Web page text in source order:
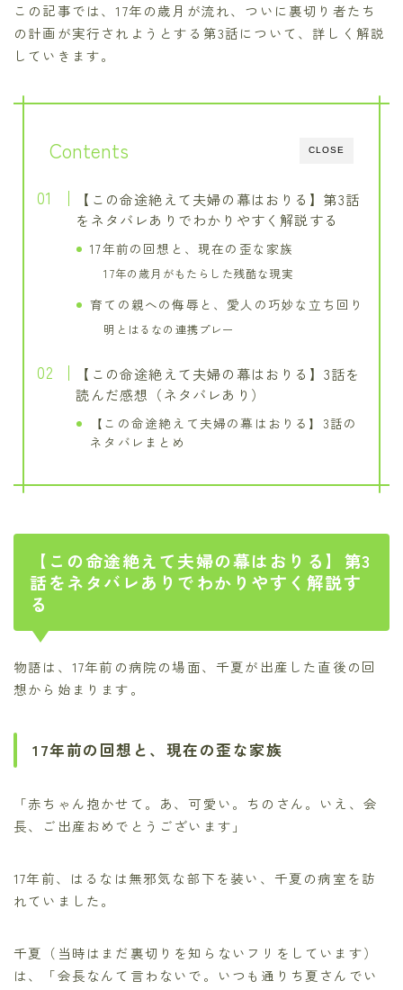
この記事では、17年の歳月が流れ、ついに裏切り者たち
の計画が実行されようとする第3話について、詳しく解説
していきます。
CLOSE
Contents
【この命途絶えて夫婦の幕はおりる】第3話
をネタバレありでわかりやすく解説する
17年前の回想と、現在の歪な家族
17年の歳月がもたらした残酷な現実
育ての親への侮辱と、愛人の巧妙な立ち回り
明とはるなの連携プレー
【この命途絶えて夫婦の幕はおりる】3話を
読んだ感想（ネタバレあり）
【この命途絶えて夫婦の幕はおりる】3話の
ネタバレまとめ
【この命途絶えて夫婦の幕はおりる】第3
話をネタバレありでわかりやすく解説す
る
物語は、17年前の病院の場面、千夏が出産した直後の回
想から始まります。
17年前の回想と、現在の歪な家族
「赤ちゃん抱かせて。あ、可愛い。ちのさん。いえ、会
長、ご出産おめでとうございます」
17年前、はるなは無邪気な部下を装い、千夏の病室を訪
れていました。
千夏（当時はまだ裏切りを知らないフリをしています）
は、「会長なんて言わないで。いつも通りち夏さんでい